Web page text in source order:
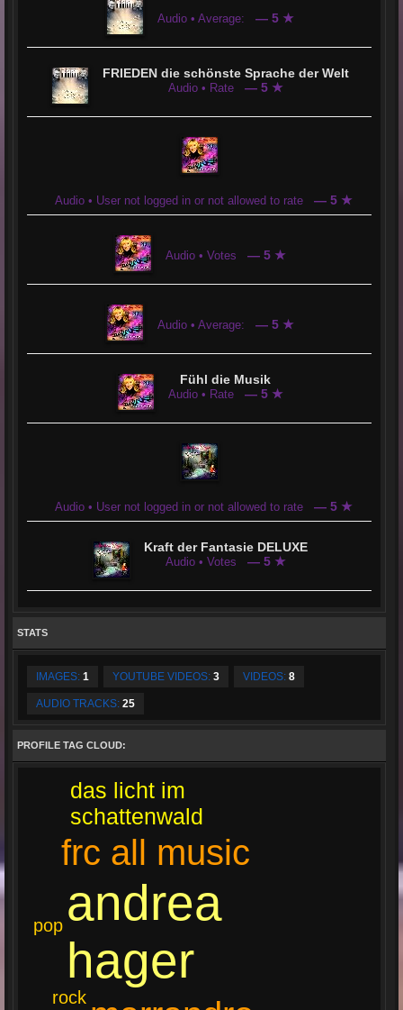
Audio • Average: — 5 ★
FRIEDEN die schönste Sprache der Welt
Audio • Rate — 5 ★
Audio • User not logged in or not allowed to rate — 5 ★
Audio • Votes — 5 ★
Audio • Average: — 5 ★
Fühl die Musik
Audio • Rate — 5 ★
Audio • User not logged in or not allowed to rate — 5 ★
Kraft der Fantasie DELUXE
Audio • Votes — 5 ★
STATS
IMAGES: 1 YOUTUBE VIDEOS: 3 VIDEOS: 8
AUDIO TRACKS: 25
PROFILE TAG CLOUD:
andrea
hager
frc all music
das licht im
schattenwald
pop
rock